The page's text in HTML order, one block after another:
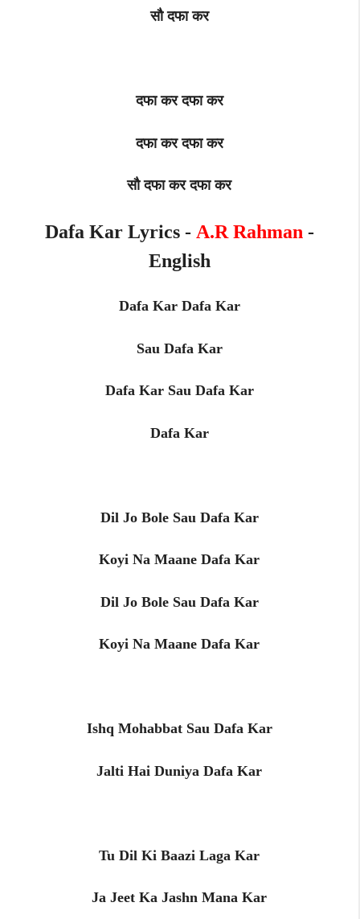
सौ दफा कर
दफा कर दफा कर
दफा कर दफा कर
सौ दफा कर दफा कर
Dafa Kar Lyrics - A.R Rahman -
English
Dafa Kar Dafa Kar
Sau Dafa Kar
Dafa Kar Sau Dafa Kar
Dafa Kar
Dil Jo Bole Sau Dafa Kar
Koyi Na Maane Dafa Kar
Dil Jo Bole Sau Dafa Kar
Koyi Na Maane Dafa Kar
Ishq Mohabbat Sau Dafa Kar
Jalti Hai Duniya Dafa Kar
Tu Dil Ki Baazi Laga Kar
Ja Jeet Ka Jashn Mana Kar